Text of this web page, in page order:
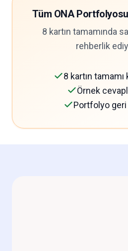
Tüm ONA
8 kartın tamamında
rehberlik
8 kartın tamamı
Örnek
Portfolyo